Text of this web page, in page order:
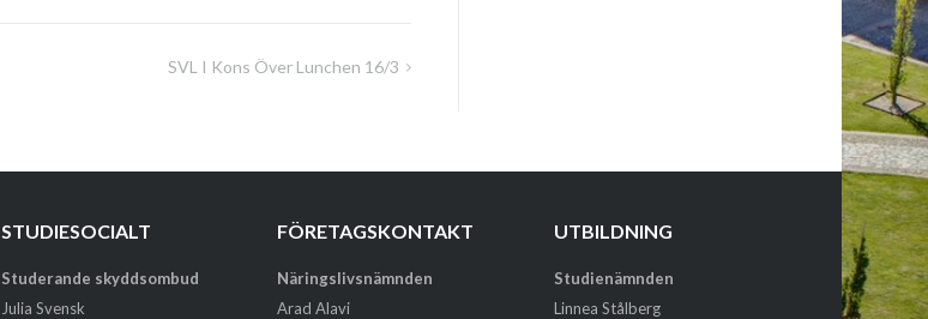
SVL I Kons Över Lunchen 16/3
STUDIESOCIALT
Studerande skyddsombud
Julia Svensk
FÖRETAGSKONTAKT
Näringslivsnämnden
Arad Alavi
UTBILDNING
Studienämnden
Linnea Stålberg